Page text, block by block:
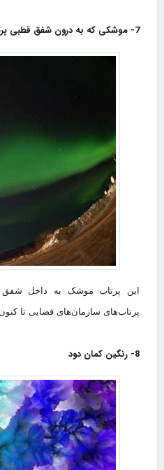
7- موشکی که به درون شفق قطبی پرتاب شد
این پرتاب موشک به داخل شفق
پرتاب‌های سازمان‌های فضایی تا
8- رنگین کمان دود